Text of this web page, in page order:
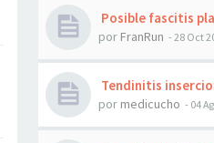
Posible fascitis
por FranRun - 28 Oct
Tendinitis
por medicucho - 04